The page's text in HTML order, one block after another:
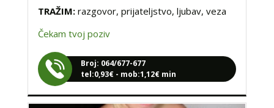
TRAŽIM:
Čekam tvoj poziv
Broj: 064/677-677
tel:0,93€ - mob:1,12€ min